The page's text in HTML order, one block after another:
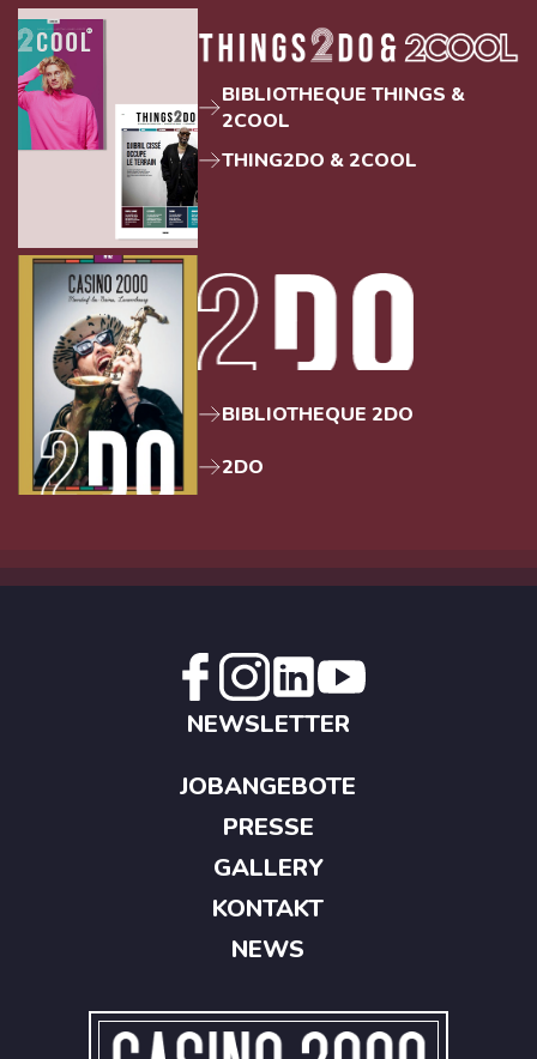
BIBLIOTHEQUE THINGS &
2COOL
THING2DO & 2COOL
BIBLIOTHEQUE 2DO
2DO
NEWSLETTER
JOBANGEBOTE
PRESSE
GALLERY
KONTAKT
NEWS